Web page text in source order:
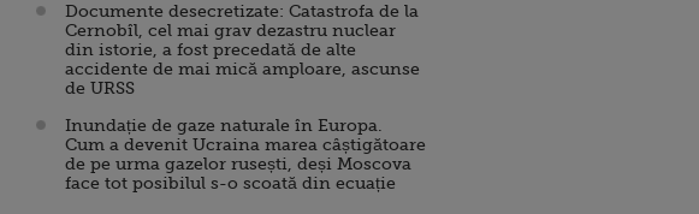
Documente desecretizate: Catastrofa de la
Cernobîl, cel mai grav dezastru nuclear
din istorie, a fost precedată de alte
accidente de mai mică amploare, ascunse
de URSS
Inundație de gaze naturale în Europa.
Cum a devenit Ucraina marea câștigătoare
de pe urma gazelor rusești, deși Moscova
face tot posibilul s-o scoată din ecuație